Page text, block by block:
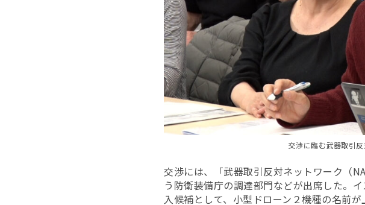
交渉に臨む武器取引
交渉には、「武器取引反対ネットワーク（
う防衛装備庁の調達部門などが出席した。
入候補として、 小型ドローン２機種の名前